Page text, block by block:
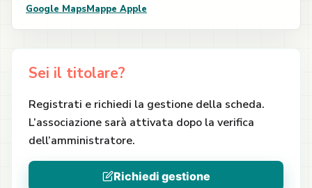
Google MapsMappe Apple
Sei il titolare?
Registrati e richiedi la gestione della scheda.
L’associazione sarà attivata dopo la verifica
dell’amministratore.
Richiedi gestione